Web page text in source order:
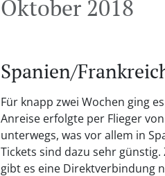
Oktober 2018
Spanien/
Für knapp zwei Wochen ging
Anreise erfolgte per Flieger
unterwegs, was vor allem in
Tickets sind dazu sehr
gibt es eine Direktverbindung